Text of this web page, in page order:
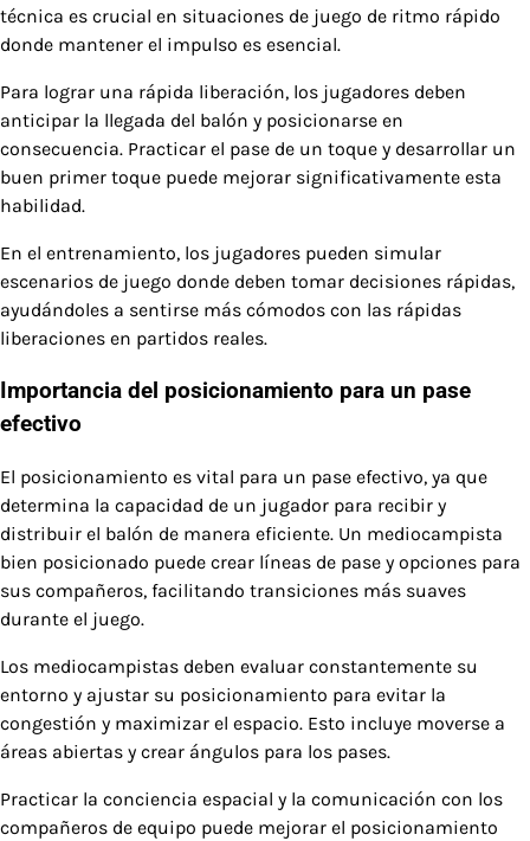
técnica es crucial en situaciones de juego de ritmo rápido
donde mantener el impulso es esencial.
Para lograr una rápida liberación, los jugadores deben
anticipar la llegada del balón y posicionarse en
consecuencia. Practicar el pase de un toque y desarrollar un
buen primer toque puede mejorar significativamente esta
habilidad.
En el entrenamiento, los jugadores pueden simular
escenarios de juego donde deben tomar decisiones rápidas,
ayudándoles a sentirse más cómodos con las rápidas
liberaciones en partidos reales.
Importancia del posicionamiento para un pase
efectivo
El posicionamiento es vital para un pase efectivo, ya que
determina la capacidad de un jugador para recibir y
distribuir el balón de manera eficiente. Un mediocampista
bien posicionado puede crear líneas de pase y opciones para
sus compañeros, facilitando transiciones más suaves
durante el juego.
Los mediocampistas deben evaluar constantemente su
entorno y ajustar su posicionamiento para evitar la
congestión y maximizar el espacio. Esto incluye moverse a
áreas abiertas y crear ángulos para los pases.
Practicar la conciencia espacial y la comunicación con los
compañeros de equipo puede mejorar el posicionamiento